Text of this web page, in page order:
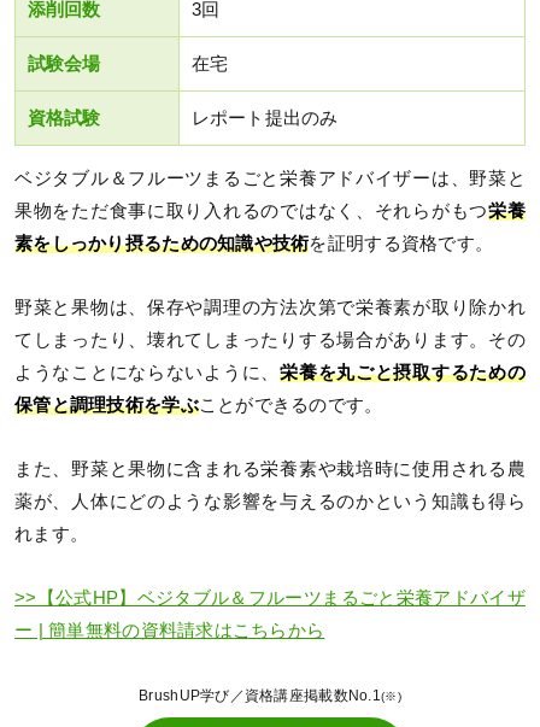
添削回数 3回
試験会場 在宅
資格試験 レポート提出のみ
ベジタブル＆フルーツまるごと栄養アドバイザーは、野菜と
果物をただ食事に取り入れるのではなく、それらがもつ栄養
素をしっかり摂るための知識や技術を証明する資格です。
野菜と果物は、保存や調理の方法次第で栄養素が取り除かれ
てしまったり、壊れてしまったりする場合があります。その
ようなことにならないように、栄養を丸ごと摂取するための
保管と調理技術を学ぶことができるのです。
また、野菜と果物に含まれる栄養素や栽培時に使用される農
薬が、人体にどのような影響を与えるのかという知識も得ら
れます。
>>【公式HP】ベジタブル＆フルーツまるごと栄養アドバイザ
ー | 簡単無料の資料請求はこちらから
BrushUP学び／資格講座掲載数No.1(※)